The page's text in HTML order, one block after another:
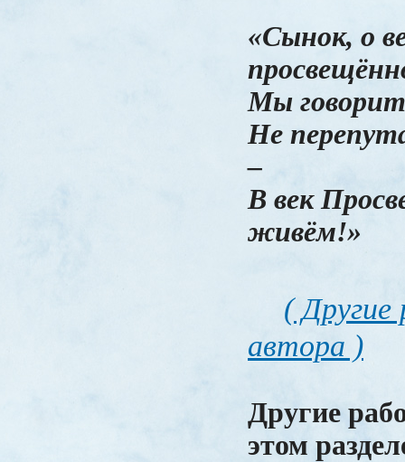
«Сынок, о
Мы
Не
–
В век
живём!»
(
автора )
Другие
этом